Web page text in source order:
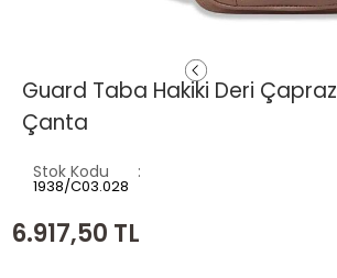
Guard Taba Hakiki Deri Çapraz
Çanta
Stok Kodu
1938/C03.028
6.917,50 TL